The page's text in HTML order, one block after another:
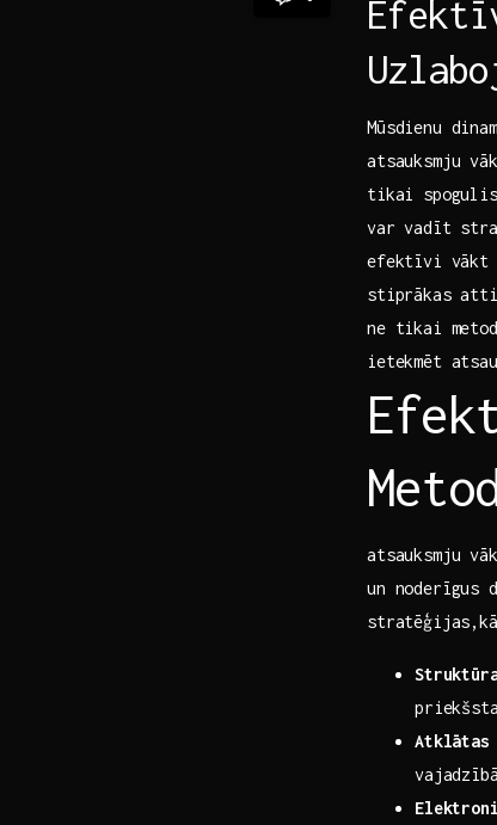
Mūsdienu
‍atsauksmju⁤
tikai
var vadīt
efektīvi vākt
‍stiprākas
ne tikai
ietekmēt
atsauksmju
un‍
Atklātas